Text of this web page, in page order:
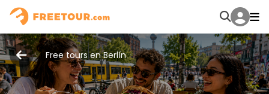
Free tours en Berlín